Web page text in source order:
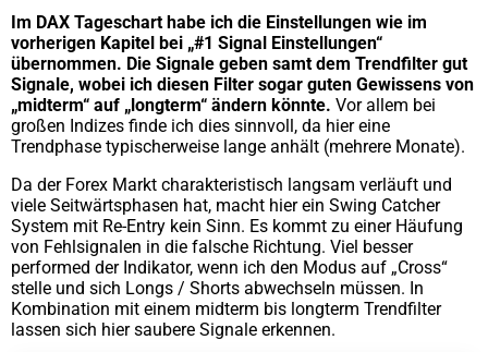
Im DAX Tageschart habe ich die Einstellungen wie im
vorherigen Kapitel bei „#1 Signal Einstellungen“
übernommen. Die Signale geben samt dem Trendfilter gut
Signale, wobei ich diesen Filter sogar guten Gewissens von
„midterm“ auf „longterm“ ändern könnte. Vor allem bei
großen Indizes finde ich dies sinnvoll, da hier eine
Trendphase typischerweise lange anhält (mehrere Monate).
Da der Forex Markt charakteristisch langsam verläuft und
viele Seitwärtsphasen hat, macht hier ein Swing Catcher
System mit Re-Entry kein Sinn. Es kommt zu einer Häufung
von Fehlsignalen in die falsche Richtung. Viel besser
performed der Indikator, wenn ich den Modus auf „Cross“
stelle und sich Longs / Shorts abwechseln müssen. In
Kombination mit einem midterm bis longterm Trendfilter
lassen sich hier saubere Signale erkennen.